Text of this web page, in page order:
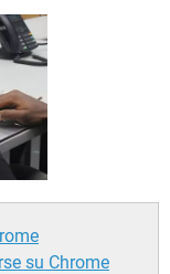
su Chrome